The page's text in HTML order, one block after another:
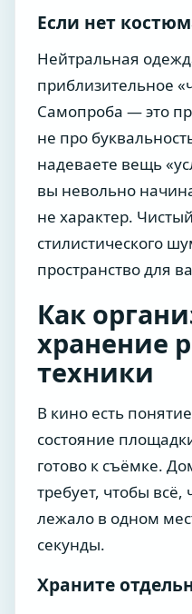
Если нет
Нейтральная
приблизительное
Самопроба — это
не про
надеваете вещь
вы невольно
не характер.
стилистического
пространство для
Как
хранение
техники
В кино есть
состояние
готово к съёмке.
требует, чтобы
лежало в одном
секунды.
Храните